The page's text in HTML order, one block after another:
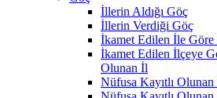
İllerin Aldığı Göç
İllerin Verdiği Göç
İkamet Edilen İle Göre
İkamet Edilen İlçeye
Olunan İl
Nüfusa Kayıtlı